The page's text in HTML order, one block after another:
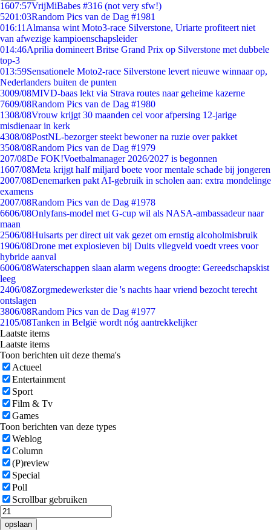
1607:57VrijMiBabes #316 (not very sfw!)
5201:03Random Pics van de Dag #1981
016:11 Almansa wint Moto3-race Silverstone, Uriarte profiteert niet
van afwezige kampioenschapsleider
014:46Aprilia domineert Britse Grand Prix op Silverstone met dubbele
top-3
013:59Sensationele Moto2-race Silverstone levert nieuwe winnaar op,
Nederlanders buiten de punten
3009/08MIVD-baas lekt via Strava routes naar geheime kazerne
7609/08Random Pics van de Dag #1980
1308/08Vrouw krijgt 30 maanden cel voor afpersing 12-jarige
misdienaar in kerk
4308/08PostNL-bezorger steekt bewoner na ruzie over pakket
3508/08Random Pics van de Dag #1979
207/08De FOK!Voetbalmanager 2026/2027 is begonnen
1607/08Meta krijgt half miljard boete voor mentale schade bij jongeren
2007/08Denemarken pakt AI-gebruik in scholen aan: extra mondelinge
examens
2007/08Random Pics van de Dag #1978
6606/08Onlyfans-model met G-cup wil als NASA-ambassadeur naar
maan
2506/08Huisarts per direct uit vak gezet om ernstig alcoholmisbruik
1906/08Drone met explosieven bij Duits vliegveld voedt vrees voor
hybride aanval
6006/08Waterschappen slaan alarm wegens droogte: Gereedschapskist
leeg
2406/08Zorgmedewerkster die 's nachts haar vriend bezocht terecht
ontslagen
3806/08Random Pics van de Dag #1977
2105/08Tanken in België wordt nóg aantrekkelijker
Laatste items
Laatste items
Toon berichten uit deze thema's
Actueel
Entertainment
Sport
Film & Tv
Games
Toon berichten van deze types
Weblog
Column
(P)review
Special
Poll
Scrollbar gebruiken
opslaan